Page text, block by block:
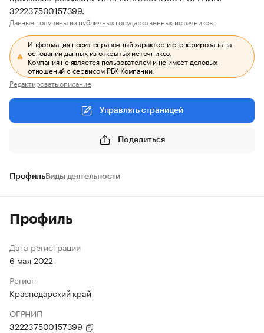
322237500157399.
Данные получены из публичных государственных источников.
Информация носит справочный характер и сгенерирована на
основании данных из открытых источников.
Компания не является пользователем и не имеет деловых
отношений с сервисом РБК Компании.
Редактировать описание
Управлять страницей
Поделиться
ПрофильВиды деятельности
Профиль
Дата регистрации
6 мая 2022
Регион
Краснодарский край
ОГРНИП
322237500157399